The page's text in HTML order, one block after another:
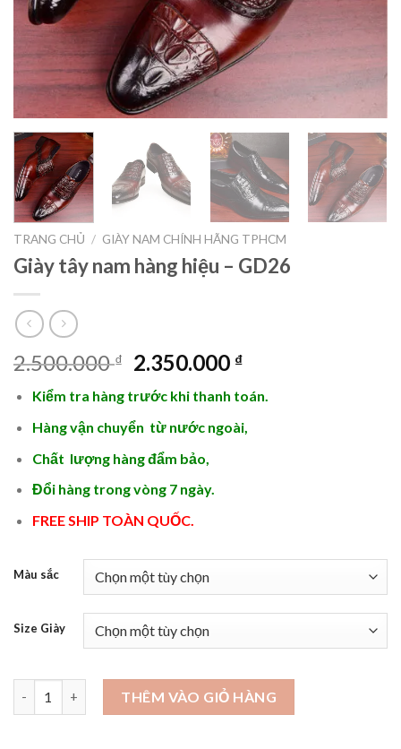
TRANG CHỦ / GIÀY NAM CHÍNH HÃNG TPHCM
Giày tây nam hàng hiệu – GD26
2.500.000₫
Giá
gốc
là:
2.500.000 ₫.
2.350.000 ₫Giá
tại
là:
Kiểm tra hàng trước khi thanh toán.
Hàng vận chuyển từ nước ngoài,
Chất lượng hàng đẩm bảo,
Đổi hàng trong vòng 7 ngày.
FREE SHIP TOÀN QUỐC.
Màu sắc
Size Giày
Giày tây nam hàng hiệu - GD26 số lượng
THÊM VÀO GIỎ HÀNG